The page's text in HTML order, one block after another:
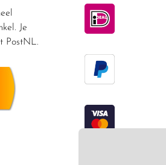
Je
PostNL.